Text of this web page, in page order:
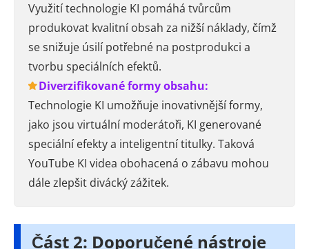
Využití technologie KI pomáhá tvůrcům
produkovat kvalitní obsah za nižší náklady, čímž
se snižuje úsilí potřebné na postprodukci a
tvorbu speciálních efektů.
Diverzifikované formy obsahu:
Technologie KI umožňuje inovativnější formy,
jako jsou virtuální moderátoři, KI generované
speciální efekty a inteligentní titulky. Taková
YouTube KI videa obohacená o zábavu mohou
dále zlepšit divácký zážitek.
Část 2: Doporučené nástroje